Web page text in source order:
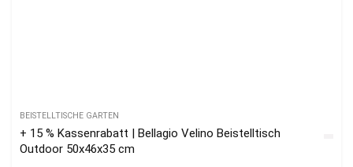
BEISTELLTISCHE GARTEN
+ 15 % Kassenrabatt | Bellagio Velino Beistelltisch
Outdoor 50x46x35 cm